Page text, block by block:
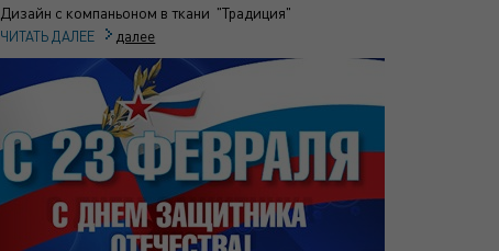
Дизайн с компаньоном в ткани "Традиция"
ЧИТАТЬ ДАЛЕЕ далее